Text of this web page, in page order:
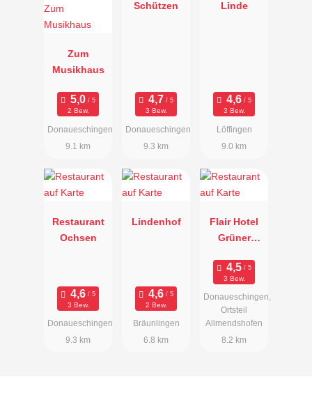
Zum
Musikhaus
2 Bew.
Donaueschingen
9.1 km
Schützen
3 Bew.
Donaueschingen
9.3 km
Linde
3 Bew.
Löffingen
9.0 km
Restaurant
Ochsen
3 Bew.
Donaueschingen
9.3 km
Lindenhof
2 Bew.
Bräunlingen
6.8 km
Flair Hotel
Grüner
3 Bew.
Donaueschingen,
Ortsteil
Allmendshofen
8.2 km